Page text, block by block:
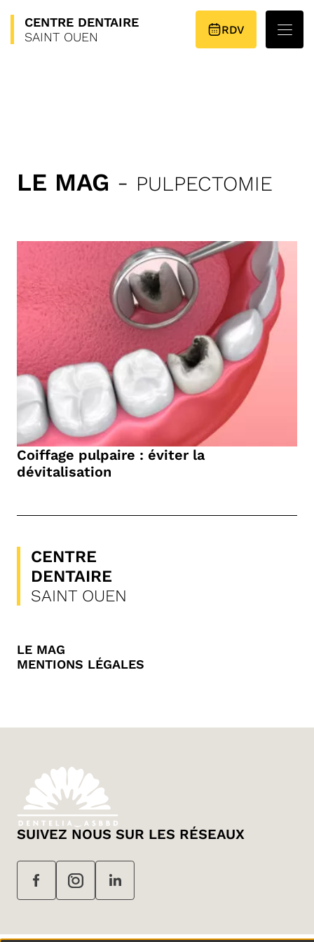
CENTRE DENTAIRE
SAINT OUEN
RDV
PLAN D’ACCÈS
LE MAG - PULPECTOMIE
Coiffage pulpaire : éviter la
dévitalisation
CENTRE
DENTAIRE
SAINT OUEN
LE MAG
MENTIONS LÉGALES
SUIVEZ NOUS SUR LES RÉSEAUX